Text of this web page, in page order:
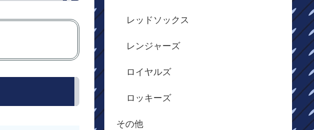
レッドソックス
レンジャーズ
ロイヤルズ
ロッキーズ
その他